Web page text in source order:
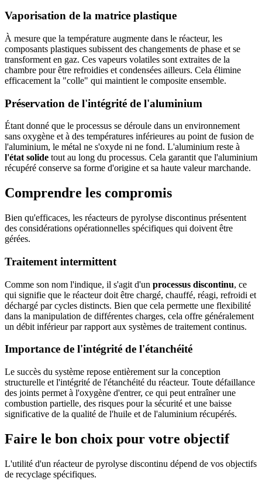
Vaporisation de la matrice plastique
À mesure que la température augmente dans le réacteur, les
composants plastiques subissent des changements de phase et se
transforment en gaz. Ces vapeurs volatiles sont extraites de la
chambre pour être refroidies et condensées ailleurs. Cela élimine
efficacement la "colle" qui maintient le composite ensemble.
Préservation de l'intégrité de l'aluminium
Étant donné que le processus se déroule dans un environnement
sans oxygène et à des températures inférieures au point de fusion de
l'aluminium, le métal ne s'oxyde ni ne fond. L'aluminium reste à
l'état solide tout au long du processus. Cela garantit que l'aluminium
récupéré conserve sa forme d'origine et sa haute valeur marchande.
Comprendre les compromis
Bien qu'efficaces, les réacteurs de pyrolyse discontinus présentent
des considérations opérationnelles spécifiques qui doivent être
gérées.
Traitement intermittent
Comme son nom l'indique, il s'agit d'un processus discontinu, ce
qui signifie que le réacteur doit être chargé, chauffé, réagi, refroidi et
déchargé par cycles distincts. Bien que cela permette une flexibilité
dans la manipulation de différentes charges, cela offre généralement
un débit inférieur par rapport aux systèmes de traitement continus.
Importance de l'intégrité de l'étanchéité
Le succès du système repose entièrement sur la conception
structurelle et l'intégrité de l'étanchéité du réacteur. Toute défaillance
des joints permet à l'oxygène d'entrer, ce qui peut entraîner une
combustion partielle, des risques pour la sécurité et une baisse
significative de la qualité de l'huile et de l'aluminium récupérés.
Faire le bon choix pour votre objectif
L'utilité d'un réacteur de pyrolyse discontinu dépend de vos objectifs
de recyclage spécifiques.